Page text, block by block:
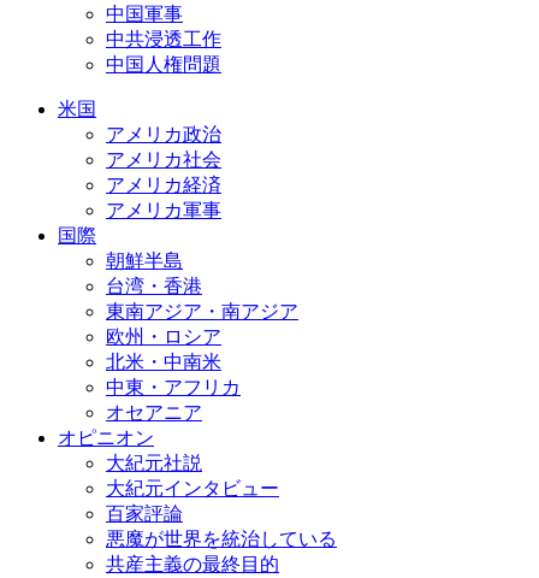
中国軍事
中共浸透工作
中国人権問題
米国
アメリカ政治
アメリカ社会
アメリカ経済
アメリカ軍事
国際
朝鮮半島
台湾・香港
東南アジア・南アジア
欧州・ロシア
北米・中南米
中東・アフリカ
オセアニア
オピニオン
大紀元社説
大紀元インタビュー
百家評論
悪魔が世界を統治している
共産主義の最終目的